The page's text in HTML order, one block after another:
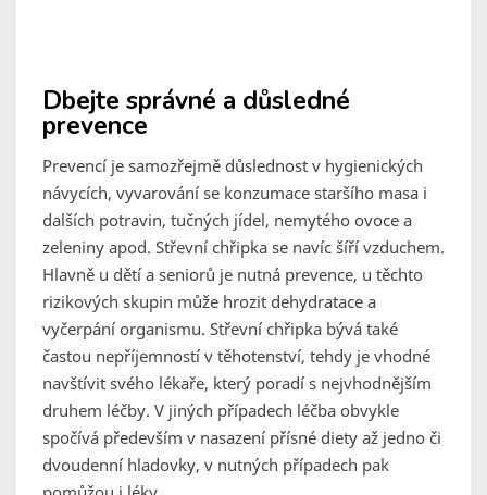
Dbejte správné a důsledné
prevence
Prevencí je samozřejmě důslednost v hygienických
návycích, vyvarování se konzumace staršího masa i
dalších potravin, tučných jídel, nemytého ovoce a
zeleniny apod. Střevní chřipka se navíc šíří vzduchem.
Hlavně u dětí a seniorů je nutná prevence, u těchto
rizikových skupin může hrozit dehydratace a
vyčerpání organismu. Střevní chřipka bývá také
častou nepříjemností v těhotenství, tehdy je vhodné
navštívit svého lékaře, který poradí s nejvhodnějším
druhem léčby. V jiných případech léčba obvykle
spočívá především v nasazení přísné diety až jedno či
dvoudenní hladovky, v nutných případech pak